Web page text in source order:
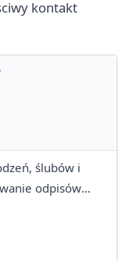
kontakt
ślubów i
odpisów
zmiana